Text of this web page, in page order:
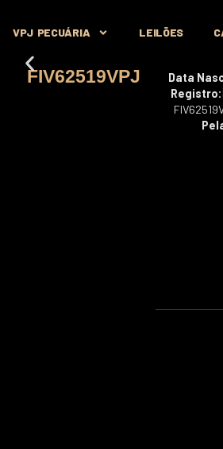
VPJ PECUÁRIA LEILÕES
FIV62519VPJ Data
Registro: